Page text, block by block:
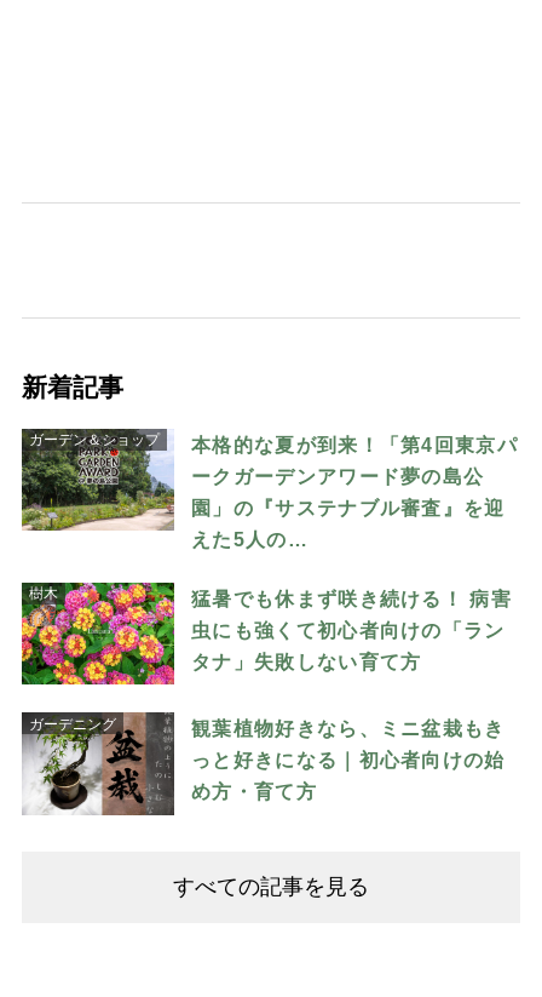
新着記事
ガーデン＆ショップ
本格的な夏が到来！「第4回東京パ
ークガーデンアワード夢の島公
園」の『サステナブル審査』を迎
えた5人の…
樹木
猛暑でも休まず咲き続ける！ 病害
虫にも強くて初心者向けの「ラン
タナ」失敗しない育て方
ガーデニング
観葉植物好きなら、ミニ盆栽もき
っと好きになる｜初心者向けの始
め方・育て方
すべての記事を見る